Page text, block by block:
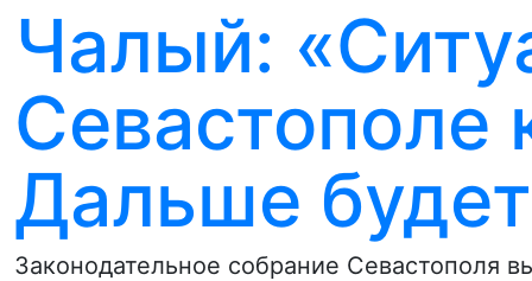
Чалый:
Севастополе
Дальше
Законодательное собрание Севастополя